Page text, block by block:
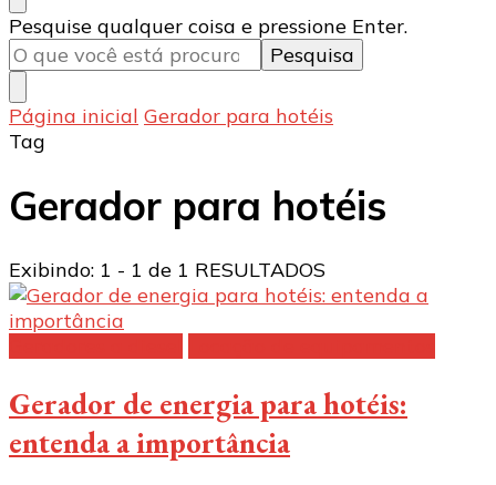
Procurando
algo?
Pesquise qualquer coisa e pressione Enter.
Página inicial Gerador para hotéis
Tag
Gerador para hotéis
Exibindo: 1 - 1 de 1 RESULTADOS
Gerador de energia para hotéis:
entenda a importância